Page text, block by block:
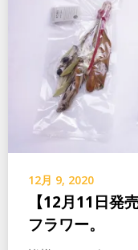
12月 9, 2020
【12月11日発
フラワー。